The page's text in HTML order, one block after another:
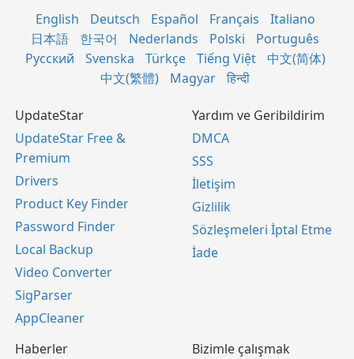
English Deutsch Español Français
Italiano
日本語
한국어 Nederlands Polski
Português
Русский
Svenska Türkçe Tiếng Việt
中文(简体)
中文(繁體)
Magyar हिन्दी
UpdateStar
UpdateStar Free &
Premium
Drivers
Product Key Finder
Password Finder
Local Backup
Video Converter
SigParser
AppCleaner
Yardım ve Geribildirim
DMCA
SSS
İletişim
Gizlilik
Sözleşmeleri İptal Etme
İade
Haberler
Bizimle çalışmak